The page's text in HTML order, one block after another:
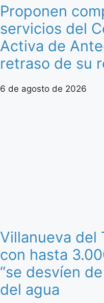
Proponen
servicios del
Activa de
retraso de su
6 de agosto de 2026
Villanueva del
con hasta
“se desvíen
del agua